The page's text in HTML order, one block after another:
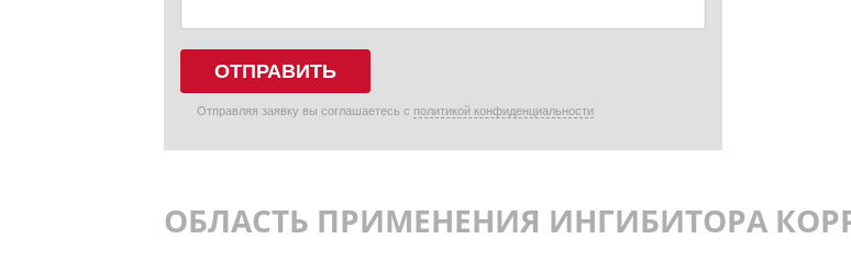
ОТПРАВИТЬ
Отправляя заявку вы соглашаетесь с политикой конфиденциальности
ОБЛАСТЬ ПРИМЕНЕНИЯ ИНГИБИТОРА